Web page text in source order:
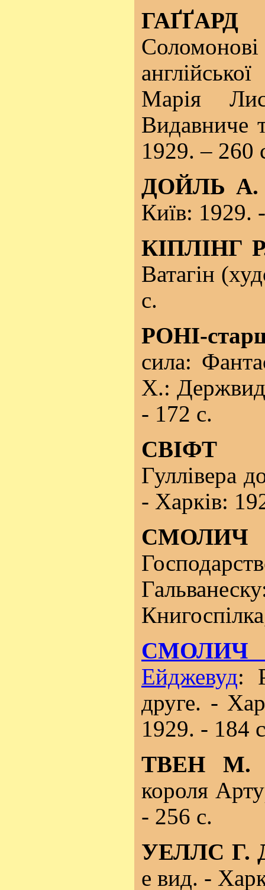
Марія
Видавниче
1929. – 260
ДОЙЛЬ
Київ: 1929.
КІПЛІНГ
Ватагін
с.
РОНІ-
сила:
Х.:
- 172 с.
Гуллівера
- Харків:
СМОЛИЧ
Ейджевуд:
друге. -
1929. - 184
ТВЕН
короля
- 256 с.
УЕЛЛС Г.
е вид. -